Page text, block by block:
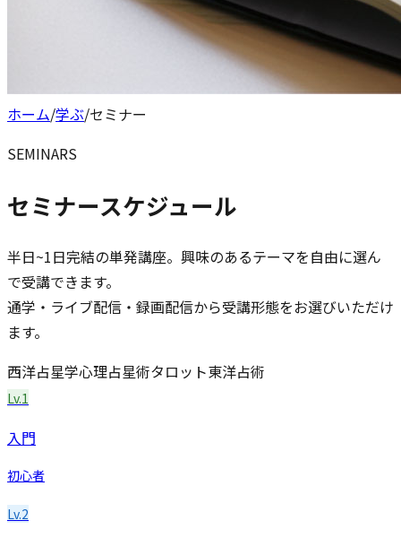
ホーム/学ぶ/セミナー
SEMINARS
セミナースケジュール
半日~1日完結の単発講座。興味のあるテーマを自由に選ん
で受講できます。
通学・ライブ配信・録画配信から受講形態をお選びいただけ
ます。
西洋占星学心理占星術タロット東洋占術
Lv.1
入門
初心者
Lv.2